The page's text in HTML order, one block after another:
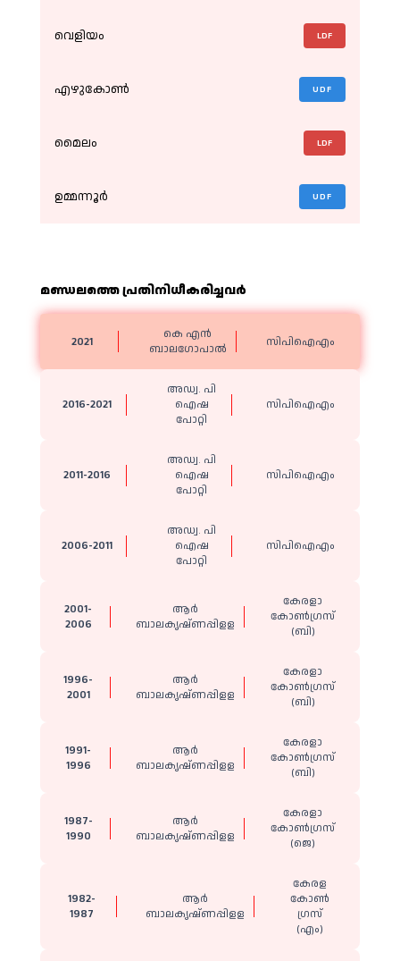
വെളിയം LDF
എഴുകോൺ UDF
മൈലം LDF
ഉമ്മന്നൂർ UDF
മണ്ഡലത്തെ പ്രതിനിധീകരിച്ചവര്‍
2021
കെ എൻ
ബാലഗോപാൽ
സിപിഐഎം
2016-2021
അഡ്വ. പി
ഐഷ
പോറ്റി
സിപിഐഎം
2011-2016
അഡ്വ. പി
ഐഷ
പോറ്റി
സിപിഐഎം
2006-2011
അഡ്വ. പി
ഐഷ
പോറ്റി
സിപിഐഎം
2001-
2006
ആർ
ബാലകൃഷ്ണപ്പിളള
കേരളാ
കോൺഗ്രസ്
(ബി)
1996-
2001
ആർ
ബാലകൃഷ്ണപ്പിളള
കേരളാ
കോൺഗ്രസ്
(ബി)
1991-
1996
ആർ
ബാലകൃഷ്ണപ്പിളള
കേരളാ
കോൺഗ്രസ്
(ബി)
1987-
1990
ആർ
ബാലകൃഷ്ണപ്പിളള
കേരളാ
കോൺഗ്രസ്
(ജെ)
1982-
1987
ആർ
ബാലകൃഷ്ണപ്പിളള
കേരള
കോൺ​
ഗ്രസ്
(എം)